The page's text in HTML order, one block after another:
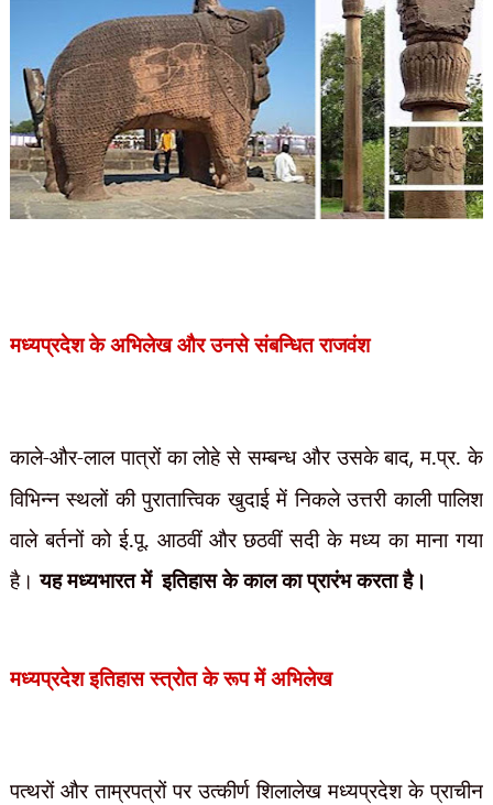
मध्यप्रदेश के अभिलेख और उनसे संबन्धित राजवंश
काले-और-लाल पात्रों का लोहे से सम्बन्ध और उसके बाद,म.प्र. के
विभिन्न स्थलों की पुरातात्त्विक खुदाई में निकले उत्तरी काली पालिश
वाले बर्तनों को ई.पू. आठवीं और छठवीं सदी के मध्य का माना गया
है। यह मध्यभारत में इतिहास के काल का प्रारंभ करता है।
मध्यप्रदेश इतिहास स्त्रोत के रूप में अभिलेख
पत्थरों और ताम्रपत्रों पर उत्कीर्ण शिलालेख मध्यप्रदेश के प्राचीन